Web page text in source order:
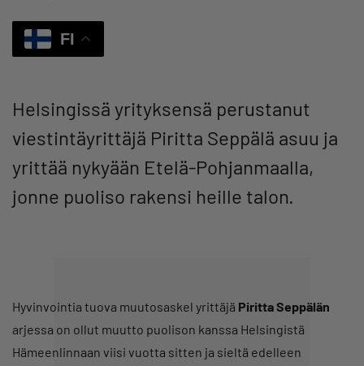
FI
Helsingissä yrityksensä perustanut
viestintäyrittäjä Piritta Seppälä asuu ja
yrittää nykyään Etelä-Pohjanmaalla,
jonne puoliso rakensi heille talon.
Hyvinvointia tuova muutosaskel yrittäjä Piritta Seppälän
arjessa on ollut muutto puolison kanssa Helsingistä
Hämeenlinnaan viisi vuotta sitten ja sieltä edelleen